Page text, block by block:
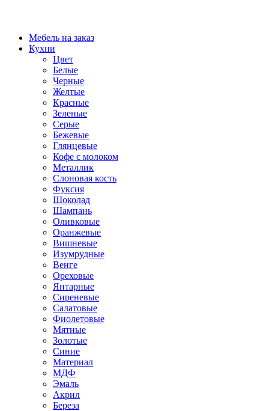
Мебель на заказ
Кухни
Цвет
Белые
Черные
Желтые
Красные
Зеленые
Серые
Бежевые
Глянцевые
Кофе с молоком
Металлик
Слоновая кость
Фуксия
Шоколад
Шампань
Оливковые
Оранжевые
Вишневые
Изумрудные
Венге
Ореховые
Янтарные
Сиреневые
Салатовые
Фиолетовые
Мятные
Золотые
Синие
Материал
МДФ
Эмаль
Акрил
Береза